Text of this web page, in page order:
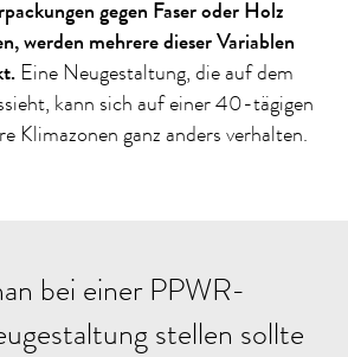
gegen Faser oder Holz
werden mehrere dieser Variablen
Eine Neugestaltung, die auf dem
kann sich auf einer 40-tägigen
Klimazonen ganz anders verhalten.
bei einer PPWR-
stellen sollte